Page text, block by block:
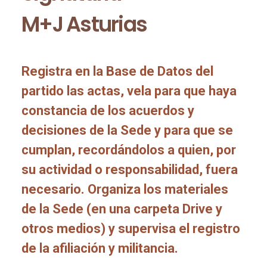
M+J Asturias
Registra en la Base de Datos del
partido las actas, vela para que haya
constancia de los acuerdos y
decisiones de la Sede y para que se
cumplan, recordándolos a quien, por
su actividad o responsabilidad, fuera
necesario. Organiza los materiales
de la Sede (en una carpeta Drive y
otros medios) y supervisa el registro
de la afiliación y militancia.